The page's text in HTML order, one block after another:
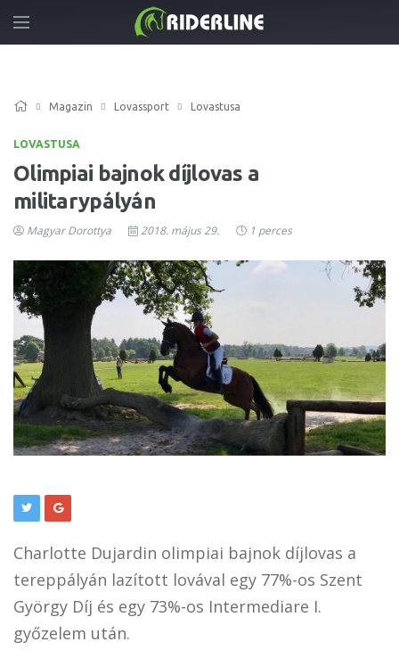
Magazin Lovassport Lovastusa
LOVASTUSA
Olimpiai bajnok díjlovas a
militarypályán
Magyar Dorottya 2018. május 29. 1 perces
Charlotte Dujardin olimpiai bajnok díjlovas a
tereppályán lazított lovával egy 77%-os Szent
György Díj és egy 73%-os Intermediare I.
győzelem után.